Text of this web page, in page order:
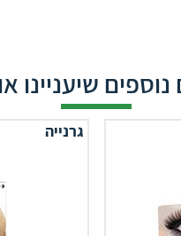
נוספים שיעניינו
גרנייה